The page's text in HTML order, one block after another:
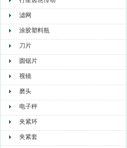
滤网
涂胶塑料瓶
刀片
圆锯片
视镜
磨头
电子秤
夹紧环
夹紧套